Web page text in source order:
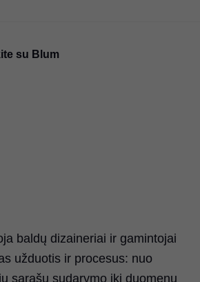
su Blum
baldų dizaineriai ir gamintojai
užduotis ir procesus: nuo
sąrašų sudarymo iki duomenų